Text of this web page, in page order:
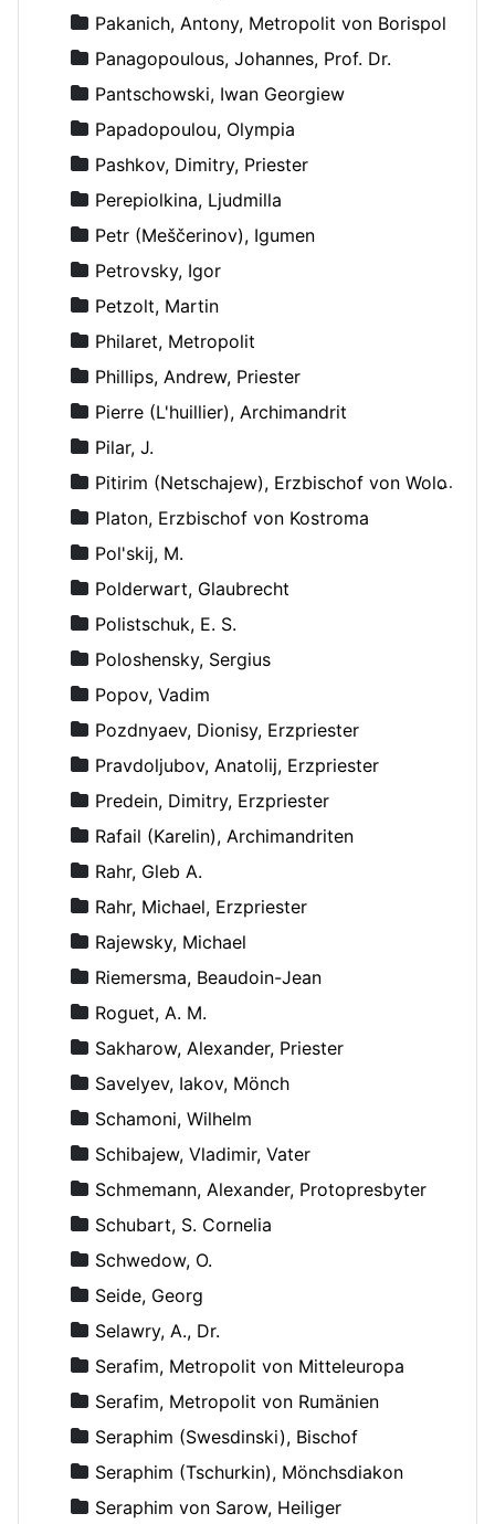
Pakanich, Antony, Metropolit von Borispol
Panagopoulous, Johannes, Prof. Dr.
Pantschowski, Iwan Georgiew
Papadopoulou, Olympia
Pashkov, Dimitry, Priester
Perepiolkina, Ljudmilla
Petr (Meščerinov), Igumen
Petrovsky, Igor
Petzolt, Martin
Philaret, Metropolit
Phillips, Andrew, Priester
Pierre (L'huillier), Archimandrit
Pilar, J.
Pitirim (Netschajew), Erzbischof von Wolokolamsk und Jurjew
Platon, Erzbischof von Kostroma
Pol'skij, M.
Polderwart, Glaubrecht
Polistschuk, E. S.
Poloshensky, Sergius
Popov, Vadim
Pozdnyaev, Dionisy, Erzpriester
Pravdoljubov, Anatolij, Erzpriester
Predein, Dimitry, Erzpriester
Rafail (Karelin), Archimandriten
Rahr, Gleb A.
Rahr, Michael, Erzpriester
Rajewsky, Michael
Riemersma, Beaudoin-Jean
Roguet, A. M.
Sakharow, Alexander, Priester
Savelyev, Iakov, Mönch
Schamoni, Wilhelm
Schibajew, Vladimir, Vater
Schmemann, Alexander, Protopresbyter
Schubart, S. Cornelia
Schwedow, O.
Seide, Georg
Selawry, A., Dr.
Serafim, Metropolit von Mitteleuropa
Serafim, Metropolit von Rumänien
Seraphim (Swesdinski), Bischof
Seraphim (Tschurkin), Mönchsdiakon
Seraphim von Sarow, Heiliger